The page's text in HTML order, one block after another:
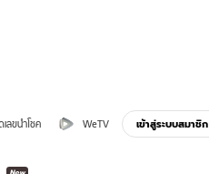
เลขนำโชค WeTV เข้าสู่ระบบสมาชิก